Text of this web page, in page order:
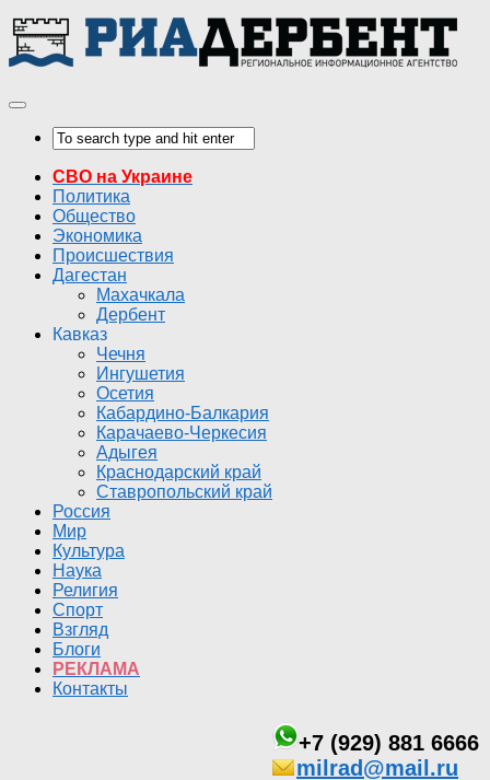
СВО на Украине
Политика
Общество
Экономика
Происшествия
Дагестан
Махачкала
Дербент
Кавказ
Чечня
Ингушетия
Осетия
Кабардино-Балкария
Карачаево-Черкесия
Адыгея
Краснодарский край
Ставропольский край
Россия
Мир
Культура
Наука
Религия
Спорт
Взгляд
Блоги
РЕКЛАМА
Контакты
+7 (929) 881 6666
milrad@mail.ru